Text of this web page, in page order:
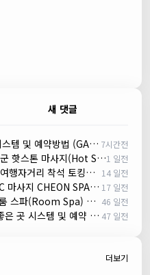
새 댓글
호치민 1군 강남스파 시스템 및 예약방법 (GANGNAM SPA) 7시간전
호치민 불건마 추천｜7군 핫스톤 마사지(Hot Stone massage)1 일전
호치민 1군 부이비엔 여행자거리 착석 토킹바 놀이터 (NORITER LOUNGE) 14 일전
호치민 체온스파 38.5ºC 마사지 CHEON SPA Massage 17 일전
다낭 링감 마사지샵, 룸 스파(Room Spa) 예약 46 일전
다낭 요정스파 수질 좋은 곳 시스템 및 예약 방법 47 일전
더보기